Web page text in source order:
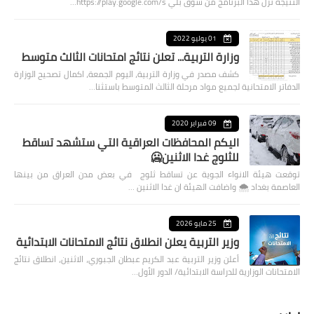
01 يوليو 2022
وزارة التربية... تعلن نتائج امتحانات الثالث متوسط
كشف مصدر في وزارة التربية، اليوم الجمعة، اكمال تصحيح الوزارة
الدفاتر الامتحانية لجميع مواد مرحلة الثالث المتوسط باستثنا…
09 فبراير 2020
اليكم المحافظات العراقية التي ستشهد تساقط
للثلوج غدا الاثنين🥶
توقعت هيئة الانواء الجوية عن تساقط ثلوج في بعض مدن العراق من بينها
العاصمة بغداد ⁦🌨️⁩ واضافت الهيئة ان غدا الاثنين …
25 مايو 2026
وزير التربية يعلن انطلاق نتائج الامتحانات الابتدائية
أعلن وزير التربية عبد الكريم عبطان الجبوري، الاثنين، انطلاق نتائج
الامتحانات الوزارية للدراسة الابتدائية/ الدور الأول…